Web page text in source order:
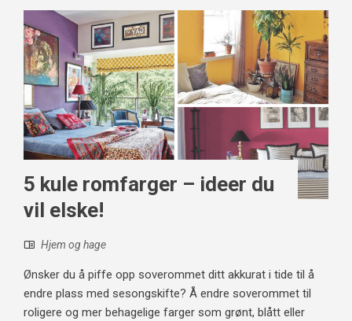
5 kule romfarger – ideer du
vil elske!
Hjem og hage
Ønsker du å piffe opp soverommet ditt akkurat i tide til å
endre plass med sesongskifte? Å endre soverommet til
roligere og mer behagelige farger som grønt, blått eller